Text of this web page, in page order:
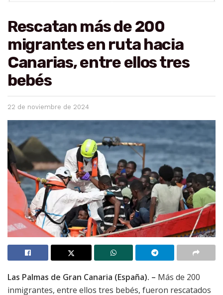
Rescatan más de 200
migrantes en ruta hacia
Canarias, entre ellos tres
bebés
22 de noviembre de 2024
Las Palmas de Gran Canaria (España). – Más de 200
inmigrantes, entre ellos tres bebés, fueron rescatados